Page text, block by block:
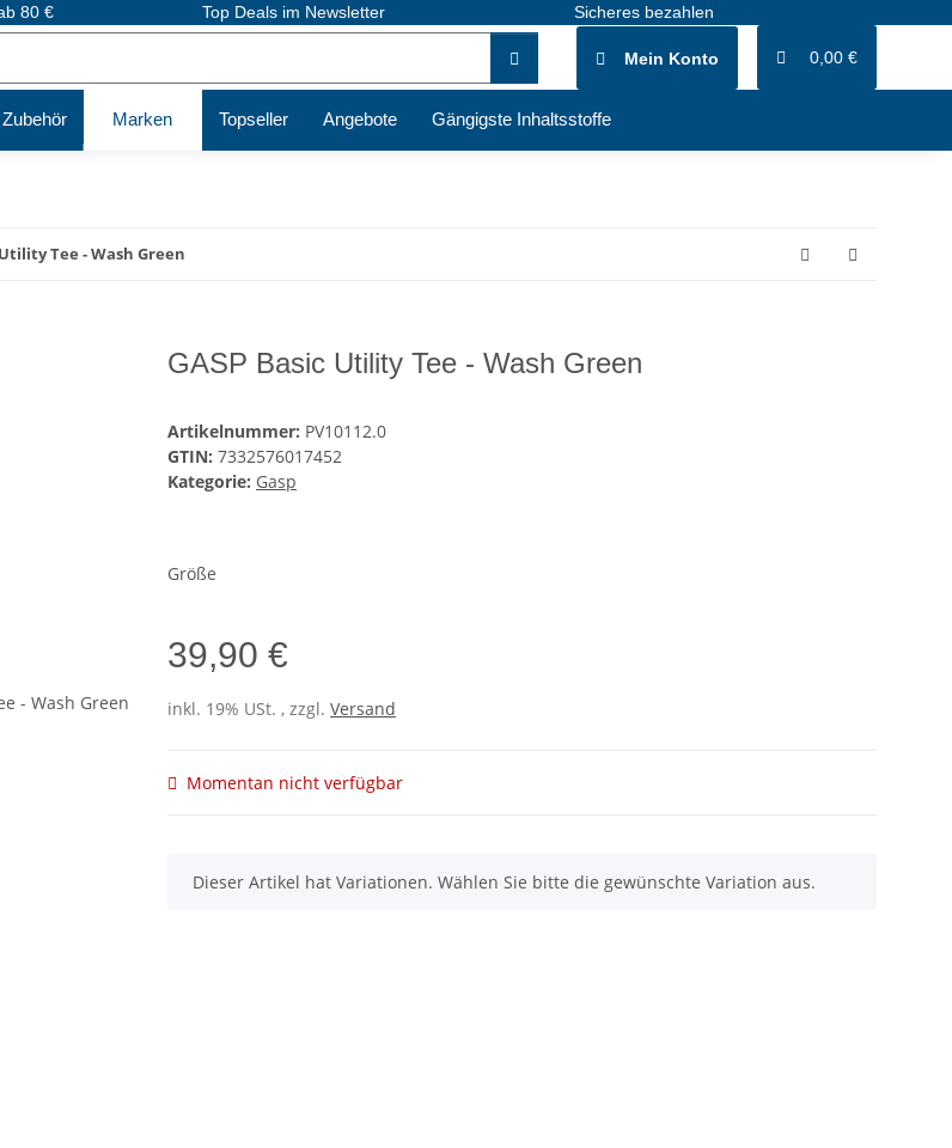
80 € Top Deals im Newsletter Sicheres bezahlen
Mein Konto 0,00 €
Zubehör Marken Topseller Angebote Gängigste Inhaltsstoffe
Tee - Wash Green
GASP Basic Utility Tee - Wash Green
Artikelnummer: PV10112.0
GTIN: 7332576017452
Kategorie: Gasp
Größe
39,90 €
inkl. 19% USt. , zzgl. Versand
Momentan nicht verfügbar
x
Dieser Artikel hat Variationen. Wählen Sie bitte die gewünschte Variation aus.